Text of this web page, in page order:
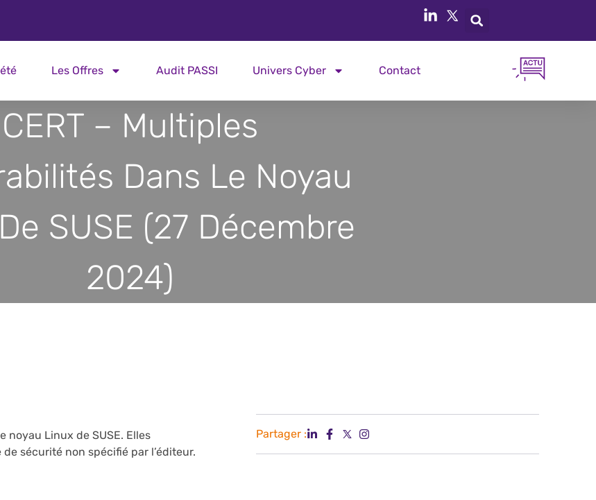
Les Offres Audit PASSI Univers Cyber Contact
CERT – Multiples
Dans Le Noyau
SUSE (27 Décembre
2024)
Linux de SUSE. Elles
sécurité non spécifié par l’éditeur.
Partager :